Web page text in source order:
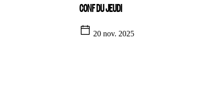
CONF DU JEUDI
20 nov. 2025